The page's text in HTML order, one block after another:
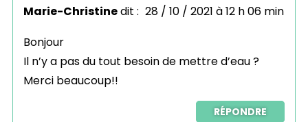
Marie-Christinedit : 28 / 10 / 2021 à 12 h 06 min
Bonjour
Il n’y a pas du tout besoin de mettre d’eau ?
Merci beaucoup!!
RÉPONDRE